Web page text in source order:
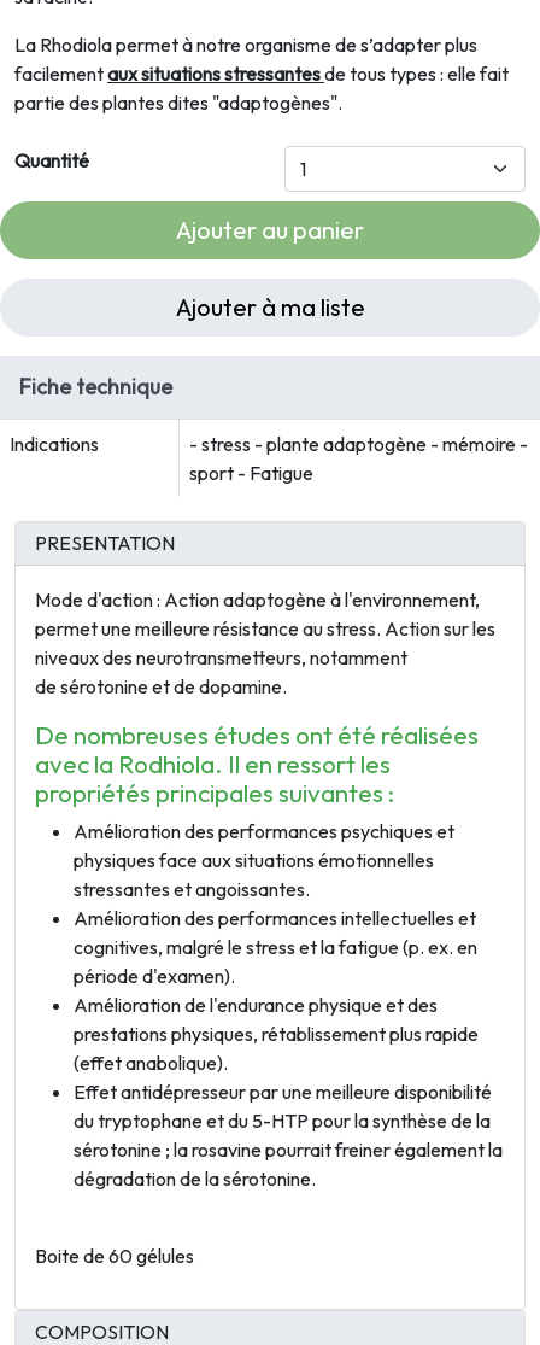
La Rhodiola permet à notre organisme de s’adapter plus
facilementaux situations stressantesde tous types : elle fait
partie des plantes dites "adaptogènes".
Quantité
Ajouter au panier
Ajouter à ma liste
Fiche technique
Indications
- stress - plante adaptogène - mémoire -
sport - Fatigue
PRESENTATION
Mode d'action : Action adaptogène à l'environnement,
permet une meilleure résistance au stress. Action sur les
niveaux des neurotransmetteurs, notamment
de sérotonine et de dopamine.
De nombreuses études ont été réalisées
avec la Rodhiola. Il en ressort les
propriétés principales suivantes :
Amélioration des performances psychiques et
physiques face aux situations émotionnelles
stressantes et angoissantes.
Amélioration des performances intellectuelles et
cognitives, malgré le stress et la fatigue (p. ex. en
période d'examen).
Amélioration de l'endurance physique et des
prestations physiques, rétablissement plus rapide
(effet anabolique).
Effet antidépresseur par une meilleure disponibilité
du tryptophane et du 5-HTP pour la synthèse de la
sérotonine ; la rosavine pourrait freiner également la
dégradation de la sérotonine.
Boite de 60 gélules
COMPOSITION